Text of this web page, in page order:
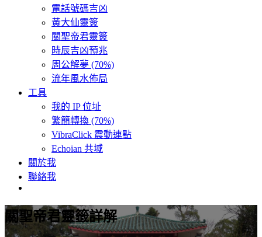
電話號碼吉凶
黃大仙靈簽
關聖帝君靈簽
時辰吉凶預兆
周公解夢 (70%)
流年風水佈局
工具
我的 IP 位址
繁簡轉換 (70%)
VibraClick 震動連點
Echoian 共域
關於我
聯絡我
關聖帝君靈籤詳解